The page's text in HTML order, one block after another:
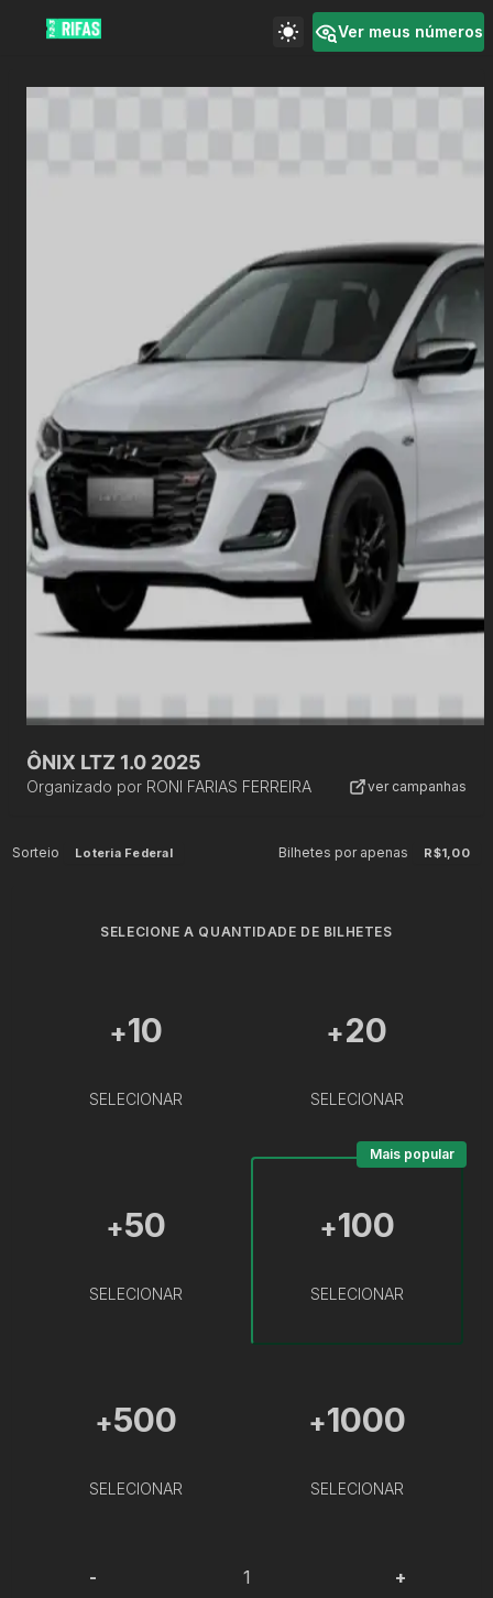
Ver meus números
ÔNIX LTZ 1.0 2025
Organizado por RONI FARIAS FERREIRA ver campanhas
Sorteio Loteria Federal Bilhetes por apenas R$1,00
SELECIONE A QUANTIDADE DE BILHETES
+10
SELECIONAR
+20
SELECIONAR
+50
SELECIONAR
+100
SELECIONAR
Mais popular
+500
SELECIONAR
+1000
SELECIONAR
- +